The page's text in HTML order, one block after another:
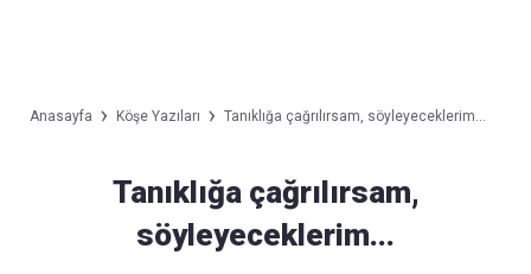
Anasayfa Köşe Yazıları Tanıklığa çağrılırsam, söyleyeceklerim...
Tanıklığa çağrılırsam,
söyleyeceklerim...